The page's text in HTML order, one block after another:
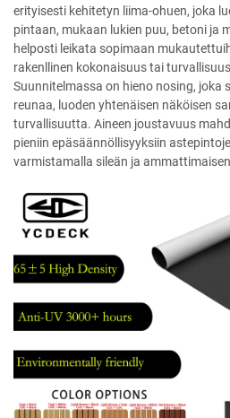
erityisesti kehitetyn liima-ohuen, joka
pintaan, mukaan lukien puu, betoni ja
helposti leikata sopimaan
rakenllinen kokonaisuus tai
Suunnitelmassa on hieno nosing, joka
reunaa, luoden yhtenäisen näköisen
turvallisuutta. Aineen joustavuus
pieniin epäsäännöllisyyksiin
varmistamalla sileän ja